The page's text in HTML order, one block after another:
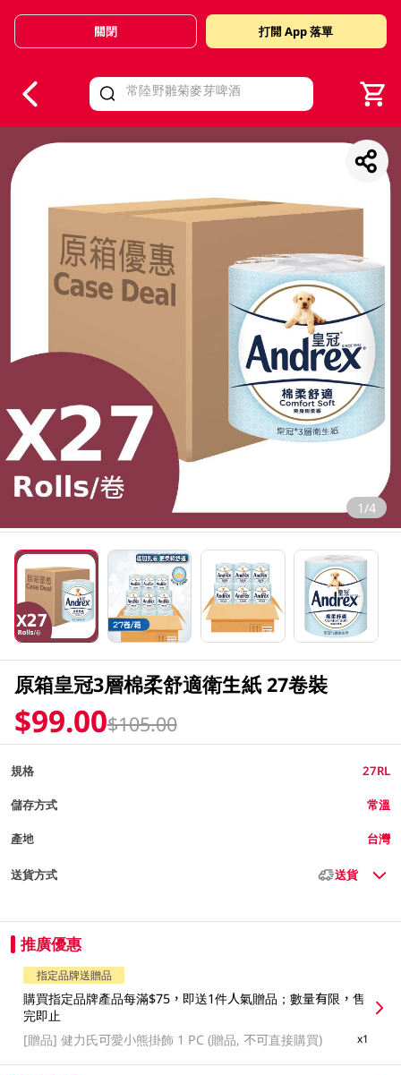
Valid Until 30 June 2026
關閉 打開 App 落單
1/4
原箱皇冠3層棉柔舒適衛生紙 27卷裝
$99.00$105.00
規格 27RL
儲存方式 常溫
產地 台灣
送貨方式 送貨
推廣優惠
指定品牌送贈品
購買指定品牌產品每滿$75，即送1件人氣贈品；數量有限，售
完即止
[贈品]健力氏可愛小熊掛飾 1 PC (贈品, 不可直接購買) x1